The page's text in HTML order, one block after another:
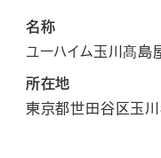
名称
ユーハイム玉川髙島
所在地
東京都世田谷区玉